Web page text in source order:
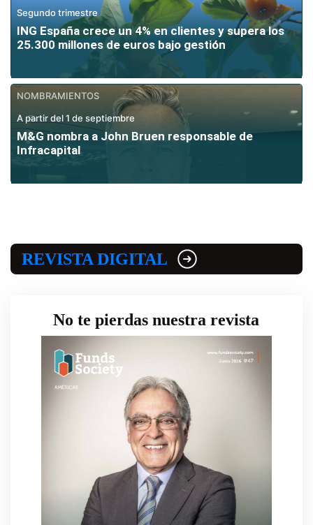
Segundo trimestre
ING España crece un 4% en clientes y supera los
25.300 millones de euros bajo gestión
NOMBRAMIENTOS
A partir del 1 de septiembre
M&G nombra a John Bruen responsable de
Infracapital
REVISTA DIGITAL
No te pierdas nuestra revista